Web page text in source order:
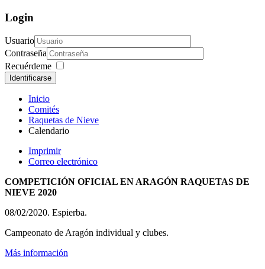
Login
Usuario
Contraseña
Recuérdeme
Identificarse
Inicio
Comités
Raquetas de Nieve
Calendario
Imprimir
Correo electrónico
COMPETICIÓN OFICIAL EN ARAGÓN RAQUETAS DE
NIEVE 2020
08/02/2020. Espierba.
Campeonato de Aragón individual y clubes.
Más información